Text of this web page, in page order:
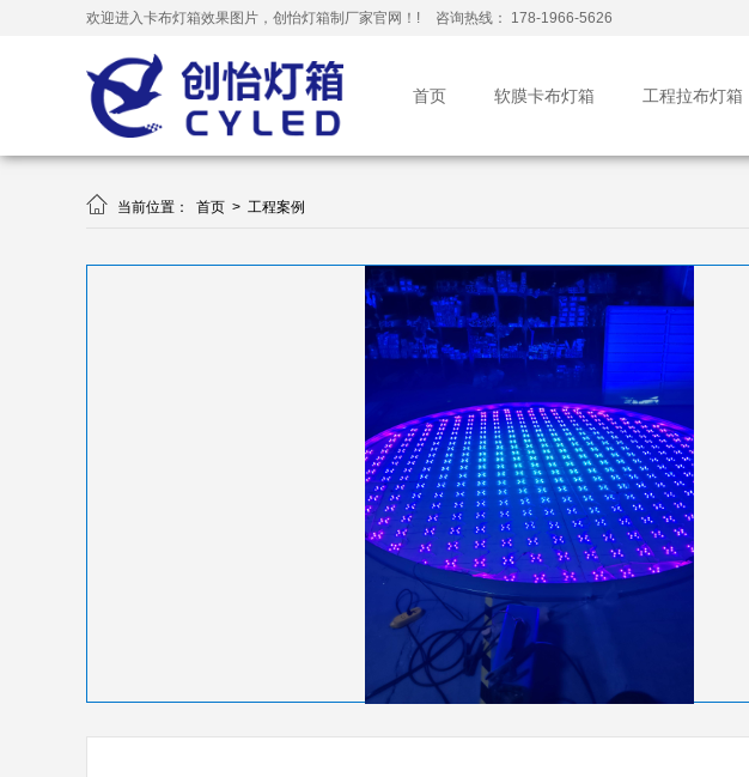
欢迎进入卡布灯箱效果图片，创怡灯箱制厂家官网！! 咨询热线： 178-1966-5626
首页 软膜卡布灯箱 工程拉布灯箱
 当前位置： 首页 > 工程案例